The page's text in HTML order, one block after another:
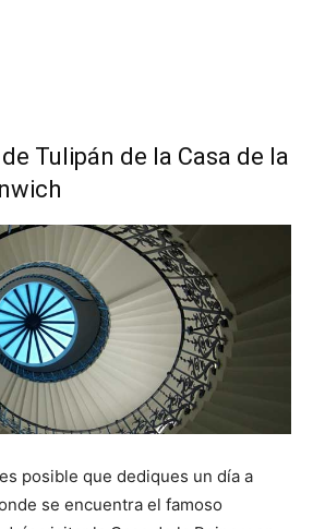
Tulipán de la Casa de la
posible que dediques un día a
se encuentra el famoso